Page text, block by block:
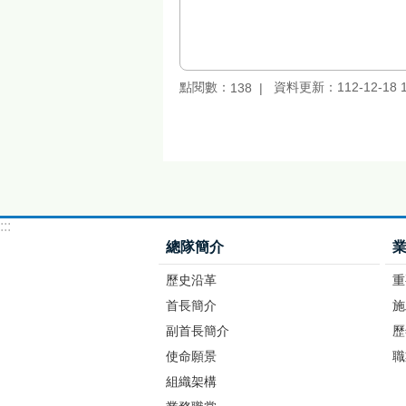
點閱數： 138 資料更新：112-12-18
:::
總隊簡介
歷史沿革
首長簡介
副首長簡介
使命願景
組織架構